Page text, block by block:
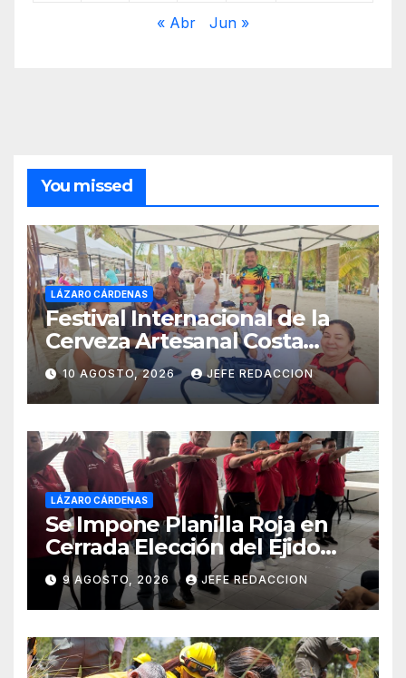
« Abr Jun »
You missed
LÁZARO CÁRDENAS
Festival Internacional de la
Cerveza Artesanal Costa
Michoacán 2026 Cerro su 19ª
Edición
10 AGOSTO, 2026 JEFE REDACCION
LÁZARO CÁRDENAS
Se Impone Planilla Roja en
Cerrada Elección del Ejido
Melchor Ocampo en Lázaro
Cárdenas
9 AGOSTO, 2026 JEFE REDACCION